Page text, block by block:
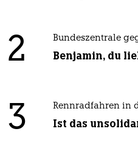
2 Bundeszentrale
Benjamin, du
3 Rennradfahren in
Ist das